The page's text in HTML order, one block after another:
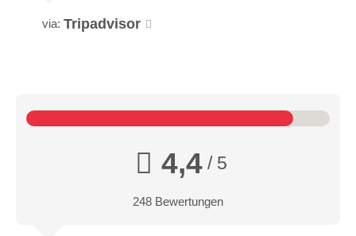
via: Tripadvisor
4,4/ 5
248 Bewertungen